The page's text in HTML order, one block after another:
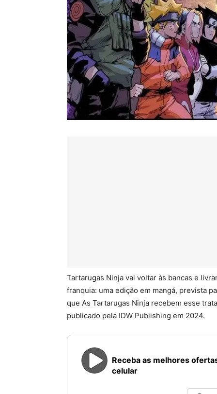
Tartarugas Ninja vai voltar às bancas e
franquia: uma edição em mangá, prevista
que As Tartarugas Ninja recebem esse
publicado pela IDW Publishing em 2024.
Receba as melhores
celular